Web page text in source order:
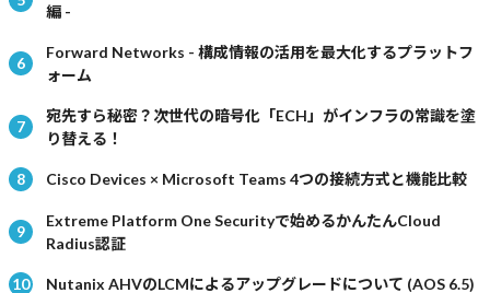
編 -
Forward Networks - 構成情報の活用を最大化するプラットフ
ォーム
宛先すら秘密？次世代の暗号化「ECH」がインフラの常識を塗
り替える！
Cisco Devices × Microsoft Teams 4つの接続方式と機能比較
Extreme Platform One Securityで始めるかんたんCloud
Radius認証
Nutanix AHVのLCMによるアップグレードについて (AOS 6.5)